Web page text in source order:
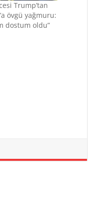
Trump’tan
övgü yağmuru:
dostum oldu”